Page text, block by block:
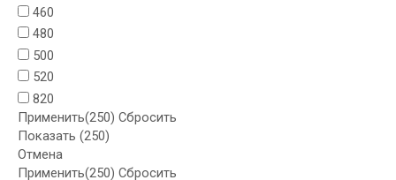
460
480
500
520
820
Применить(250) Сбросить
Показать (250)
Отмена
Применить(250) Сбросить